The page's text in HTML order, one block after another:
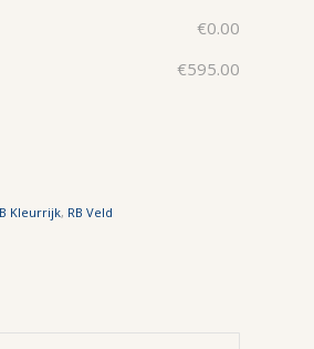
€0.00
€595.00
Kleurrijk, RB Veld